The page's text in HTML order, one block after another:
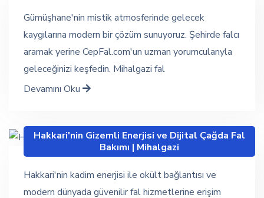
Gümüşhane'nin mistik atmosferinde gelecek
kaygılarına modern bir çözüm sunuyoruz. Şehirde falcı
aramak yerine CepFal.com'un uzman yorumcularıyla
geleceğinizi keşfedin. Mihalgazi fal
Devamını Oku
Hakkari'nin Gizemli Enerjisi ve Dijital Çağda Fal
Bakımı | Mihalgazi
Hakkari'nin kadim enerjisi ile okült bağlantısı ve
modern dünyada güvenilir fal hizmetlerine erişim